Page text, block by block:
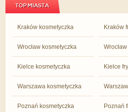
TOP MIASTA
Kraków kosmetyczka Kraków
Wrocław kosmetyczka
Kielce kosmetyczka Kielce
Warszawa kosmetyczka
Poznań kosmetyczka Poznań